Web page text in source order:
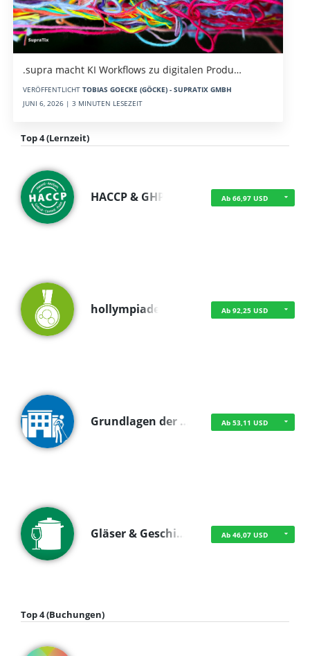
.supra macht KI Workflows zu digitalen Produ…
VERÖFFENTLICHT TOBIAS GOECKE (GÖCKE) - SUPRATIX GMBH
JUNI 6, 2026 | 3 MINUTEN LESEZEIT
Top 4 (Lernzeit)
HACCP & GHP Ab 66,97 USD
hollympiade Ab 92,25 USD
Grundlagen der … Ab 53,11 USD
Gläser & Geschi… Ab 46,07 USD
Top 4 (Buchungen)